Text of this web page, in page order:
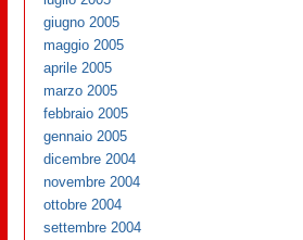
giugno 2005
maggio 2005
aprile 2005
marzo 2005
febbraio 2005
gennaio 2005
dicembre 2004
novembre 2004
ottobre 2004
settembre 2004